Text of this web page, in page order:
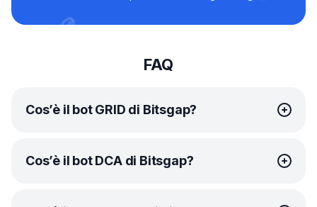
FAQ
Cos’è il bot GRID di Bitsgap?
Ilbot
GRID di Bitsgap è uno strumento di trading
automatizzato avanzato che applica la
Cos’è il bot DCA di Bitsgap?
Il bot DCA di